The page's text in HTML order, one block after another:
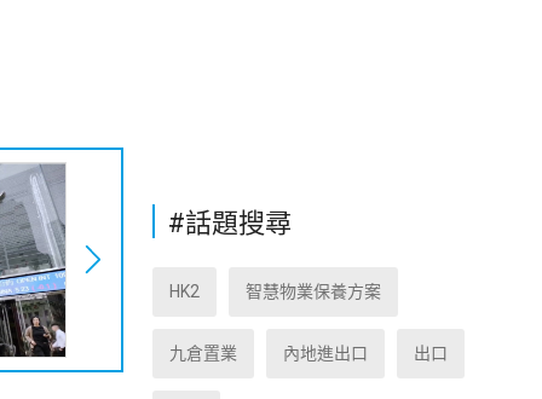
#話題搜尋
HK2 智慧物業保養方案
九倉置業 內地進出口 出口